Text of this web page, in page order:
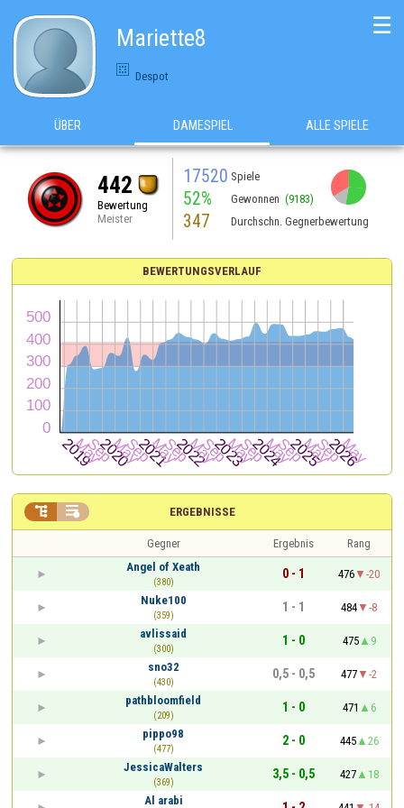
Mariette8
Despot
☰
ÜBER DAMESPIEL ALLE SPIELE
442
Bewertung
Meister
17520 Spiele
52% Gewonnen (9183)
347 Durchschn. Gegnerbewertung
BEWERTUNGSVERLAUF
ERGEBNISSE
 
Gegner Ergebnis
Rang
Angel of Xeath
(380)
0 - 1 476
-20
Nuke100
(359)
1 - 1 484
-8
avlissaid
(300)
1 - 0 475
9
sno32
(430)
0,5 - 0,5 477
-2
pathbloomfield
(209)
1 - 0 471
6
pippo98
(477)
2 - 0 445
26
JessicaWalters
(369)
3,5 - 0,5 427
18
Al arabi